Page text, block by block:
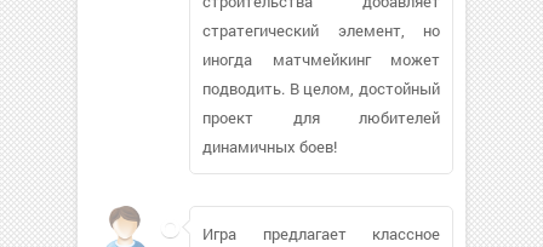
стратегический элемент, но
иногда матчмейкинг может
подводить. В целом, достойный
проект для любителей
динамичных боев!
Игра предлагает классное